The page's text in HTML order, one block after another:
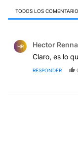
TODOS LOS
HR Hector
Claro, es lo
RESPONDER